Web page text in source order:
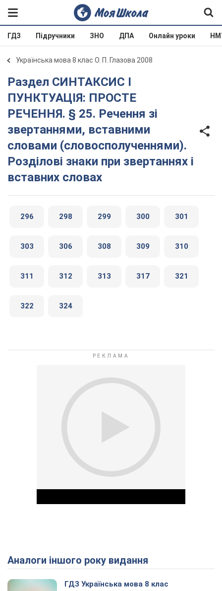
ГДЗ Підручники ЗНО ДПА Онлайн уроки
Українська мова 8 клас О. П. Глазова 2008
Раздел СИНТАКСИС І
ПУНКТУАЦІЯ: ПРОСТЕ
РЕЧЕННЯ. § 25. Речення зі
звертаннями, вставними
словами (словосполученнями).
Розділові знаки при звертаннях і
вставних словах
296 298 299 300 301
303 306 308 309 310
311 312 313 317 321
322 324
Play Video
Аналоги іншого року видання
ГДЗ Українська мова 8 клас